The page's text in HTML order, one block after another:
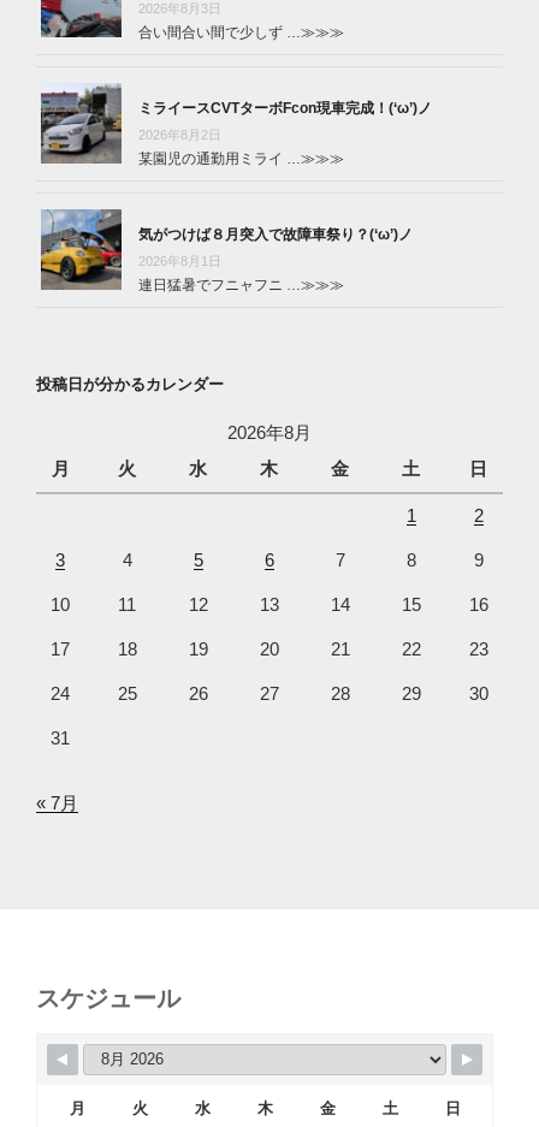
2026年8月3日
合い間合い間で少しず …≫≫≫
ミライースCVTターボFcon現車完成！(‘ω’)ノ
2026年8月2日
某園児の通勤用ミライ …≫≫≫
気がつけば８月突入で故障車祭り？(‘ω’)ノ
2026年8月1日
連日猛暑でフニャフニ …≫≫≫
投稿日が分かるカレンダー
2026年8月
月
火 水 木 金 土 日
1 2
3 4 5 6 7 8 9
10 11 12 13 14 15 16
17 18 19 20 21 22 23
24 25 26 27 28 29 30
31
« 7月
スケジュール
月 火 水 木 金 土 日